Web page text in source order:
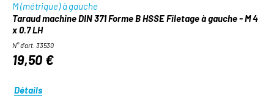
M (métrique) à gauche
Taraud machine DIN 371 Forme B HSSE Filetage à gauche - M 4
x 0.7 LH
N° d'art. 33530
19,50 €
Détails